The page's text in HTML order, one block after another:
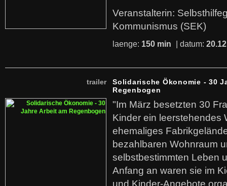
Veranstalterin:
Kommunismus (SEK)
laenge: 150 min | datum:
trailer
Solidarische Ökonomie - 30
Regenbogen
"Im März besetzten 30
Kinder ein leerstehendes
ehemaliges
bezahlbaren Wohnraum
selbstbestimmten Leben
Anfang an waren sie im
und Kinder-Angebote